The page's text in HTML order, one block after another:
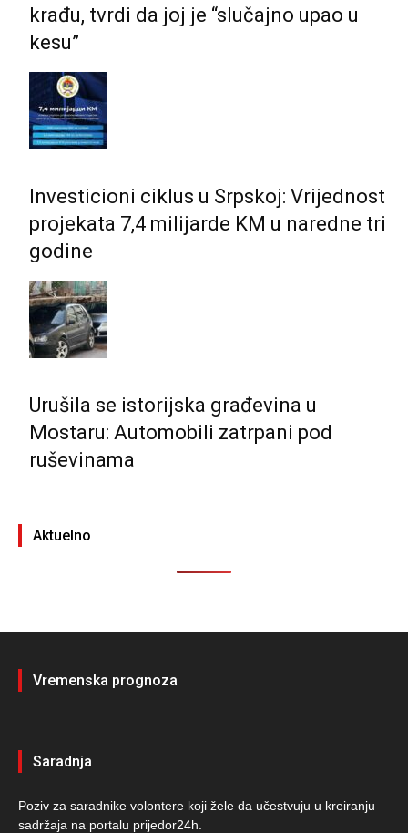
krađu, tvrdi da joj je “slučajno upao u
kesu”
Investicioni ciklus u Srpskoj: Vrijednost
projekata 7,4 milijarde KM u naredne tri
godine
Urušila se istorijska građevina u
Mostaru: Automobili zatrpani pod
ruševinama
Aktuelno
Vremenska prognoza
Saradnja
Poziv za saradnike volontere koji žele da učestvuju u kreiranju
sadržaja na portalu prijedor24h.